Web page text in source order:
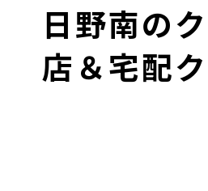
日野南の
店＆宅配